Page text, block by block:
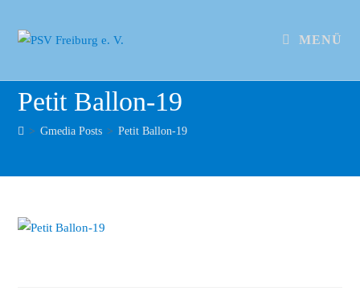
MENÜ
Petit Ballon-19
> Gmedia Posts > Petit Ballon-19